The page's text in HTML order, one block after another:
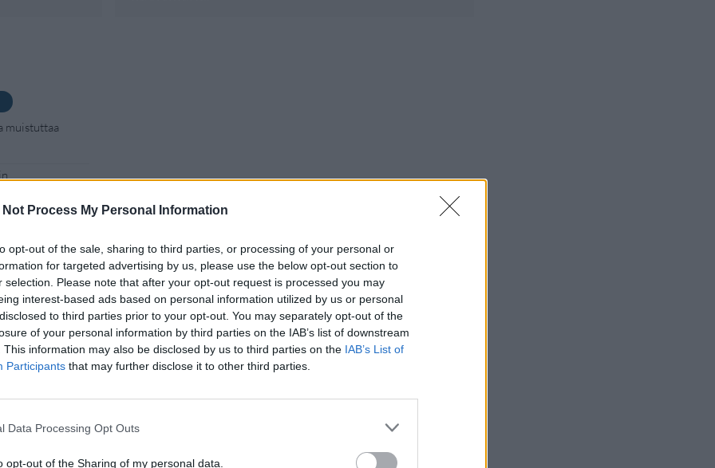
Not Process My Personal Information
opt-out of the sale, sharing to third parties, or processing of your personal or
for targeted advertising by us, please use the below opt-out section to
selection. Please note that after your opt-out request is processed you may
interest-based ads based on personal information utilized by us or personal
to third parties prior to your opt-out. You may separately opt-out of the
of your personal information by third parties on the IAB’s list of downstream
This information may also be disclosed by us to third parties on the IAB’s List of
Participants that may further disclose it to other third parties.
Data Processing Opt Outs
opt-out of the Sharing of my personal data.
muistuttaa
toinen
päättyy